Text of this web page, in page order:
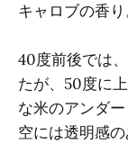
キャロブの香り
40度前後では
たが、50度に
な米のアンダ
空には透明感